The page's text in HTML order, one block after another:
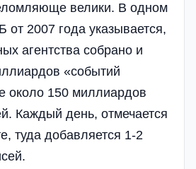
велики. В одном
от 2007 года указывается,
агентства собрано и
«событий
около 150 миллиардов
Каждый день, отмечается
туда добавляется 1-2